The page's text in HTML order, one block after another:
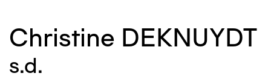
Christine DEKNUYDT
s.d.